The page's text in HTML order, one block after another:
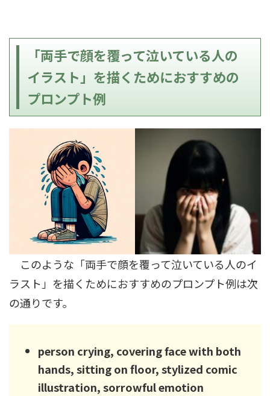
「両手で顔を覆って泣いている人の
イラスト」を描くためにおすすめの
プロンプト例
このような「両手で顔を覆って泣いている人のイ
ラスト」を描くためにおすすめのプロンプト例は次
の通りです。
person crying, covering face with both
hands, sitting on floor, stylized comic
illustration, sorrowful emotion